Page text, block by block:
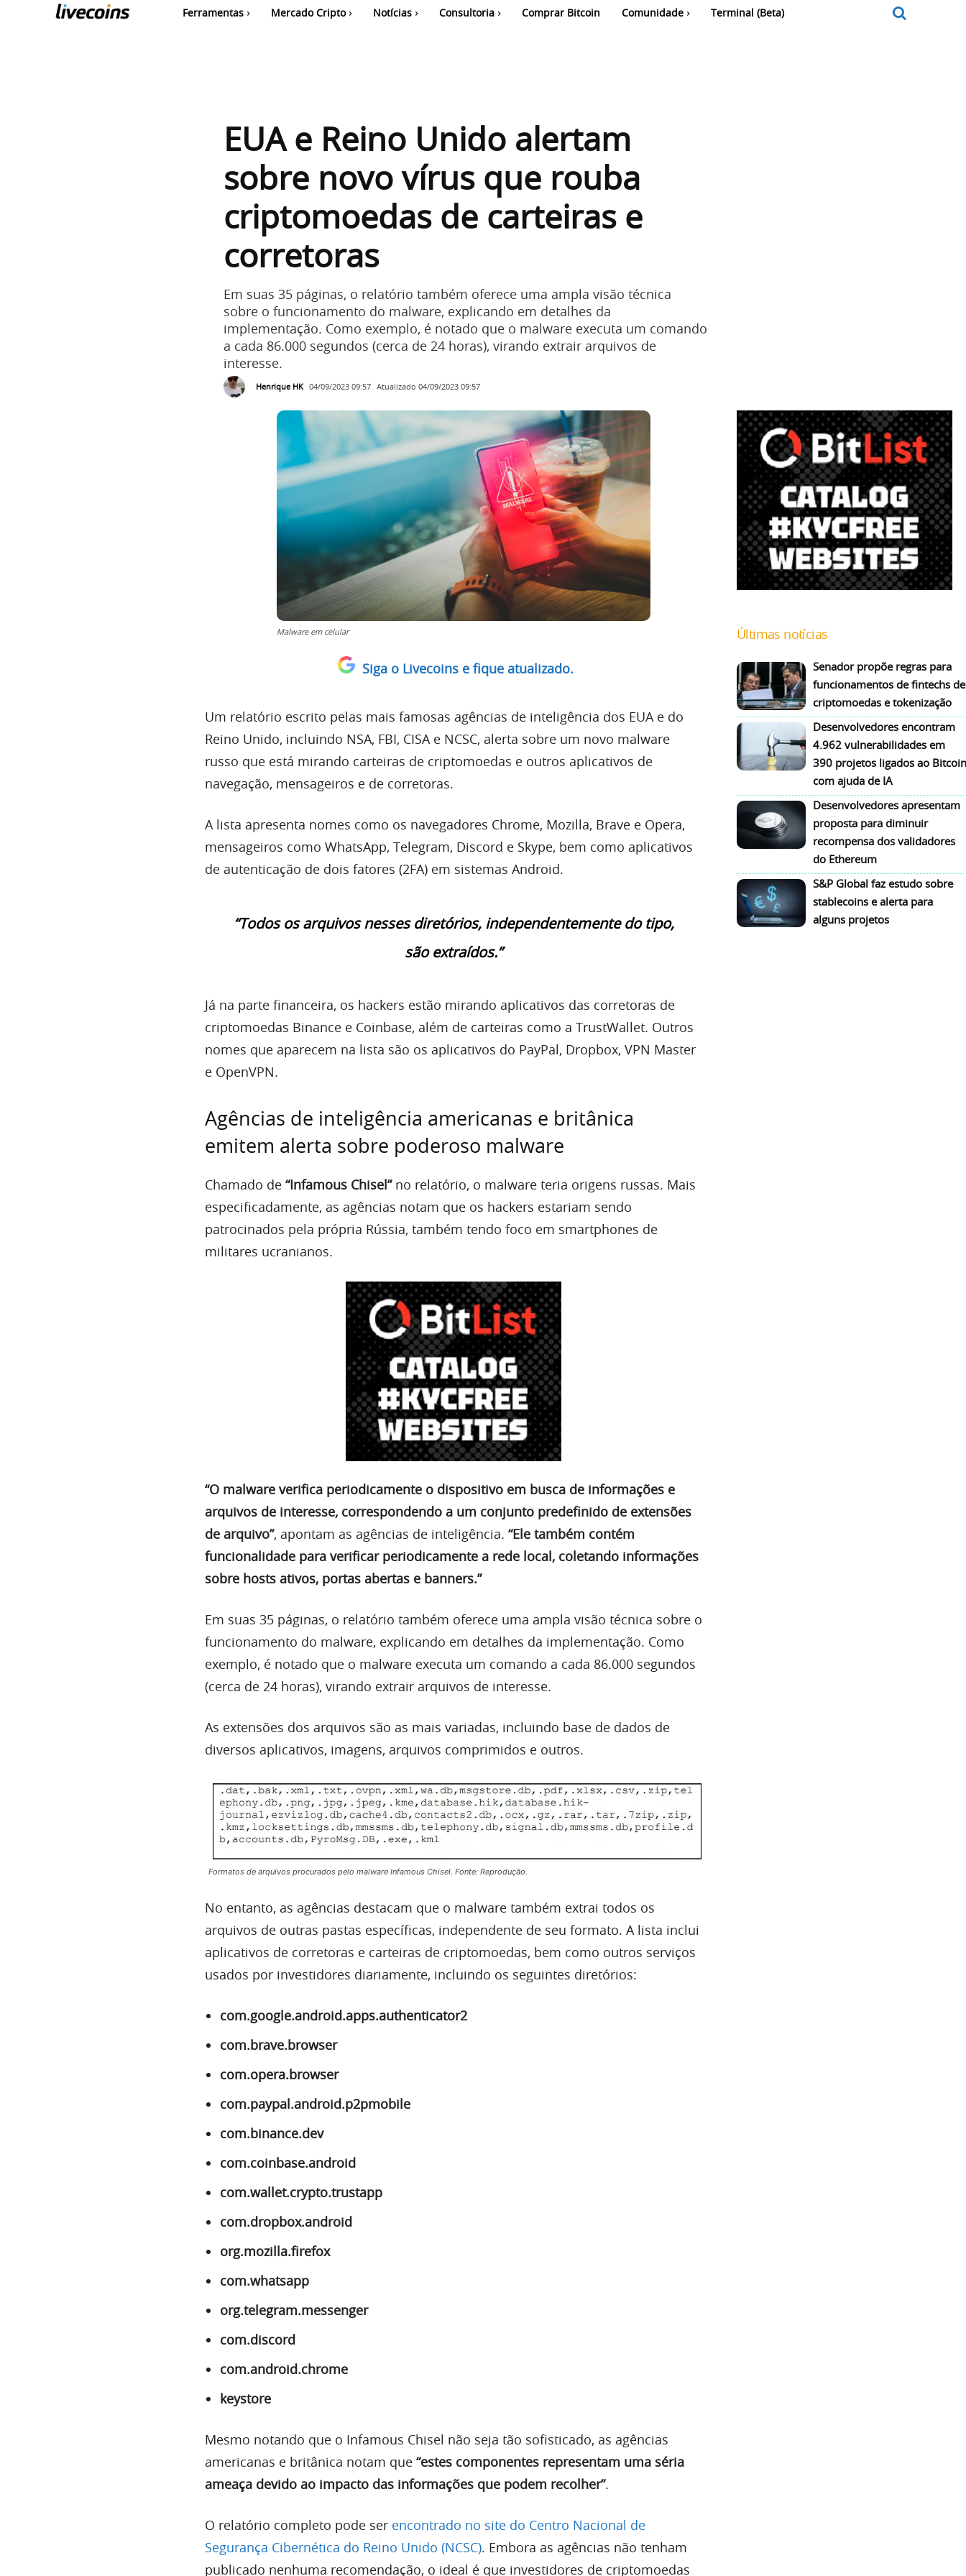
Ferramentas Mercado Cripto Notícias Consultoria Comprar Bitcoin Comunidade Terminal (Beta)
EUA e Reino Unido alertam
sobre novo vírus que rouba
criptomoedas de carteiras e
corretoras
Em suas 35 páginas, o relatório também oferece uma ampla visão técnica
sobre o funcionamento do malware, explicando em detalhes da
implementação. Como exemplo, é notado que o malware executa um comando
a cada 86.000 segundos (cerca de 24 horas), virando extrair arquivos de
interesse.
Henrique HK 04/09/2023 09:57 Atualizado 04/09/2023 09:57
Malware em celular
Siga o Livecoins e fique atualizado.
Um relatório escrito pelas mais famosas agências de inteligência dos EUA e do
Reino Unido, incluindo NSA, FBI, CISA e NCSC, alerta sobre um novo malware
russo que está mirando carteiras de criptomoedas e outros aplicativos de
navegação, mensageiros e de corretoras.
A lista apresenta nomes como os navegadores Chrome, Mozilla, Brave e Opera,
mensageiros como WhatsApp, Telegram, Discord e Skype, bem como aplicativos
de autenticação de dois fatores (2FA) em sistemas Android.
“Todos os arquivos nesses diretórios, independentemente do tipo,
são extraídos.”
Já na parte financeira, os hackers estão mirando aplicativos das corretoras de
criptomoedas Binance e Coinbase, além de carteiras como a TrustWallet. Outros
nomes que aparecem na lista são os aplicativos do PayPal, Dropbox, VPN Master
e OpenVPN.
Agências de inteligência americanas e britânica
emitem alerta sobre poderoso malware
Chamado de “Infamous Chisel”no relatório, o malware teria origens russas. Mais
especificadamente, as agências notam que os hackers estariam sendo
patrocinados pela própria Rússia, também tendo foco em smartphones de
militares ucranianos.
“O malware verifica periodicamente o dispositivo em busca de informações e
arquivos de interesse, correspondendo a um conjunto predefinido de extensões
de arquivo”, apontam as agências de inteligência. “Ele também contém
funcionalidade para verificar periodicamente a rede local, coletando informações
sobre hosts ativos, portas abertas e banners.”
Em suas 35 páginas, o relatório também oferece uma ampla visão técnica sobre o
funcionamento do malware, explicando em detalhes da implementação. Como
exemplo, é notado que o malware executa um comando a cada 86.000 segundos
(cerca de 24 horas), virando extrair arquivos de interesse.
As extensões dos arquivos são as mais variadas, incluindo base de dados de
diversos aplicativos, imagens, arquivos comprimidos e outros.
Formatos de arquivos procurados pelo malware Infamous Chisel. Fonte: Reprodução.
No entanto, as agências destacam que o malware também extrai todos os
arquivos de outras pastas específicas, independente de seu formato. A lista inclui
aplicativos de corretoras e carteiras de criptomoedas, bem como outros serviços
usados por investidores diariamente, incluindo os seguintes diretórios:
com.google.android.apps.authenticator2
com.brave.browser
com.opera.browser
com.paypal.android.p2pmobile
com.binance.dev
com.coinbase.android
com.wallet.crypto.trustapp
com.dropbox.android
org.mozilla.firefox
com.whatsapp
org.telegram.messenger
com.discord
com.android.chrome
keystore
Mesmo notando que o Infamous Chisel não seja tão sofisticado, as agências
americanas e britânica notam que “estes componentes representam uma séria
ameaça devido ao impacto das informações que podem recolher”.
O relatório completo pode ser encontrado no site do Centro Nacional de
Segurança Cibernética do Reino Unido (NCSC). Embora as agências não tenham
publicado nenhuma recomendação, o ideal é que investidores de criptomoedas
Últimas notícias
Senador propõe regras para
funcionamentos de fintechs de
criptomoedas e tokenização
Desenvolvedores encontram
4.962 vulnerabilidades em
390 projetos ligados ao Bitcoin
com ajuda de IA
Desenvolvedores apresentam
proposta para diminuir
recompensa dos validadores
do Ethereum
S&P Global faz estudo sobre
stablecoins e alerta para
alguns projetos